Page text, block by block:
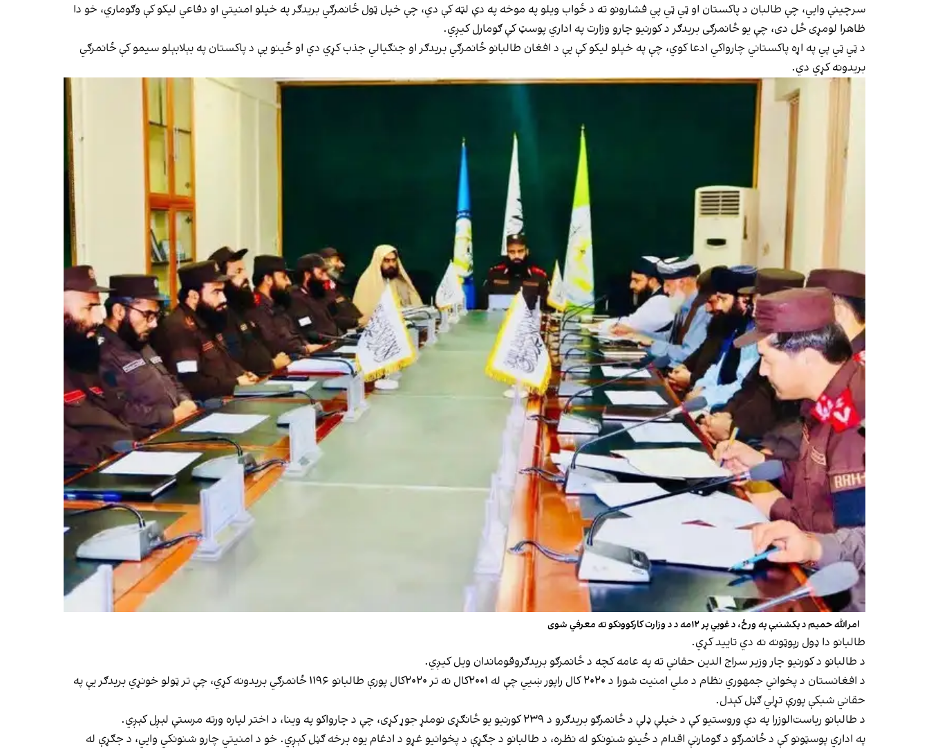
سرچینې وايي، چې طالبان د پاکستان او ټي ټي پي فشارونو ته د ځواب ویلو په موخه په دې لټه کې دي، چې خپل ټول ځانمرګي بریدګر په خپلو امنیتي او دفاعي لیکو کې وګوماري، خو دا
ظاهرا لومړی ځل دی، چې یو ځانمرګی بریدګر د کورنیو چارو وزارت په اداري پوسټ کې ګومارل کیږي.
د ټي ټي پي په اړه پاکستاني چارواکي ادعا کوي، چې په خپلو لیکو کې یې د افغان طالبانو ځانمرګي بریدګر او جنګیالي جذب کړي دي او ځینو یې د پاکستان په بېلابېلو سیمو کې ځانمرګي
بریدونه کړي دي.
امرالله حمیم د یکشنبې په ورځ، د غويي پر ۱۲مه د د وزارت کارکوونکو ته معرفي شوی
طالبانو دا ډول رپوټونه نه دي تایید کړي.
د طالبانو د کورنیو چار وزیر سراج الدین حقاني ته په عامه کچه د ځانمرګو بریدګروقوماندان ویل کیږي.
د افغانستان د پخواني جمهوري نظام د ملي امنیت شورا د ۲۰۲۰ کال راپور ښيي چې له ۲۰۰۱کال نه تر ۲۰۲۰کال پورې طالبانو ۱۱۹۶ ځانمرګي بریدونه کړي، چې تر ټولو خونړي بریدګر یې په
حقاني شبکې پورې تړلي ګڼل کېدل.
د طالبانو ریاست‌الوزرا په دې وروستیو کې د خپلې ډلې د ځانمرګو بریدګرو د ۲۳۹ کورنیو یو ځانګړی نوملړ جوړ کړی، چې د چارواکو په وینا، د اختر لپاره ورته مرستې لېږل کېږي.
په اداري پوسټونو کې د ځانمرګو د ګومارنې اقدام د ځینو شنونکو له نظره، د طالبانو د جګړې د پخوانيو غړو د ادغام یوه برخه ګڼل کېږي. خو د امنیتي چارو شنونکي وايي، د جګړې له